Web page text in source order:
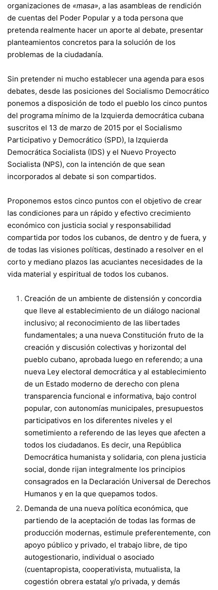
organizaciones de «masa», a las asambleas de rendición
de cuentas del Poder Popular y a toda persona que
pretenda realmente hacer un aporte al debate, presentar
planteamientos concretos para la solución de los
problemas de la ciudadanía.
Sin pretender ni mucho establecer una agenda para esos
debates, desde las posiciones del Socialismo Democrático
ponemos a disposición de todo el pueblo los cinco puntos
del programa mínimo de la Izquierda democrática cubana
suscritos el 13 de marzo de 2015 por el Socialismo
Participativo y Democrático (SPD), la Izquierda
Democrática Socialista (IDS) y el Nuevo Proyecto
Socialista (NPS), con la intención de que sean
incorporados al debate si son compartidos.
Proponemos estos cinco puntos con el objetivo de crear
las condiciones para un rápido y efectivo crecimiento
económico con justicia social y responsabilidad
compartida por todos los cubanos, de dentro y de fuera, y
de todas las visiones políticas, destinado a resolver en el
corto y mediano plazos las acuciantes necesidades de la
vida material y espiritual de todos los cubanos.
Creación de un ambiente de distensión y concordia
que lleve al establecimiento de un diálogo nacional
inclusivo; al reconocimiento de las libertades
fundamentales; a una nueva Constitución fruto de la
creación y discusión colectivas y horizontal del
pueblo cubano, aprobada luego en referendo; a una
nueva Ley electoral democrática y al establecimiento
de un Estado moderno de derecho con plena
transparencia funcional e informativa, bajo control
popular, con autonomías municipales, presupuestos
participativos en los diferentes niveles y el
sometimiento a referendo de las leyes que afecten a
todos los ciudadanos. Es decir, una República
Democrática humanista y solidaria, con plena justicia
social, donde rijan integralmente los principios
consagrados en la Declaración Universal de Derechos
Humanos y en la que quepamos todos.
Demanda de una nueva política económica, que
partiendo de la aceptación de todas las formas de
producción modernas, estimule preferentemente, con
apoyo público y privado, el trabajo libre, de tipo
autogestionario, individual o asociado
(cuentapropista, cooperativista, mutualista, la
cogestión obrera estatal y/o privada, y demás